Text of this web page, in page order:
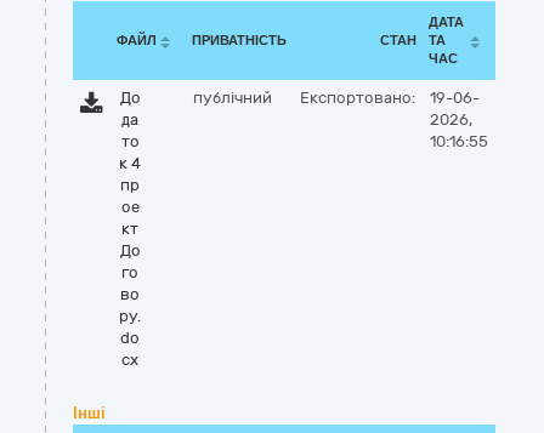
ФАЙЛ ПРИВАТНІСТЬ СТАН
ДАТА
ТА
ЧАС
До
да
то
к 4
пр
ое
кт
До
го
во
ру.
do
cx
публічний Експортовано:
19-06-
2026,
10:16:55
Інші